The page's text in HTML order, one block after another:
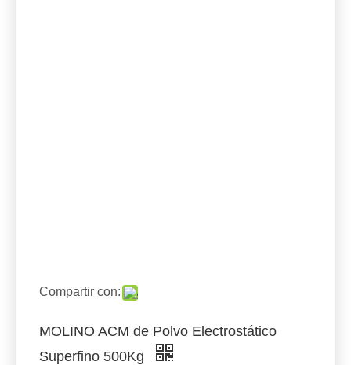
Compartir con:
MOLINO ACM de Polvo Electrostático
Superfino 500Kg